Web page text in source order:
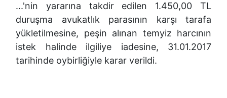
...'nin yararına takdir edilen 1.450,00 TL
duruşma avukatlık parasının karşı tarafa
yükletilmesine, peşin alınan temyiz harcının
istek halinde ilgiliye iadesine, 31.01.2017
tarihinde oybirliğiyle karar verildi.